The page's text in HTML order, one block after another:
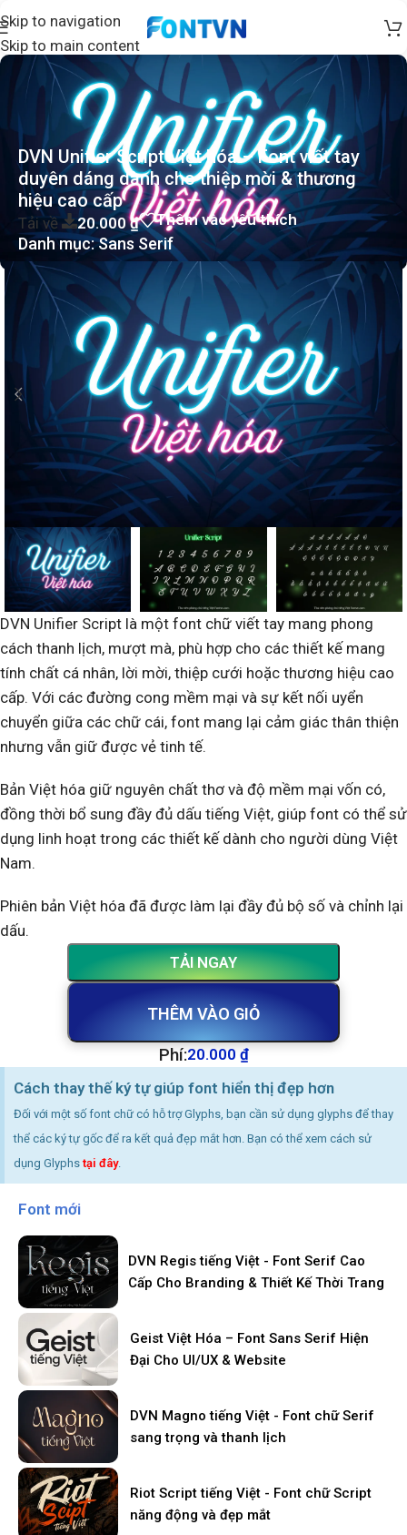
Skip to navigation
Skip to main content
DVN Unifier Script Việt hóa – Font viết tay
duyên dáng dành cho thiệp mời & thương
hiệu cao cấp
Tải về 20.000₫ Thêm vào yêu thích
Danh mục:Sans Serif
DVN Unifier Script là một font chữ viết tay mang phong
cách thanh lịch, mượt mà, phù hợp cho các thiết kế mang
tính chất cá nhân, lời mời, thiệp cưới hoặc thương hiệu cao
cấp. Với các đường cong mềm mại và sự kết nối uyển
chuyển giữa các chữ cái, font mang lại cảm giác thân thiện
nhưng vẫn giữ được vẻ tinh tế.
Bản Việt hóa giữ nguyên chất thơ và độ mềm mại vốn có,
đồng thời bổ sung đầy đủ dấu tiếng Việt, giúp font có thể sử
dụng linh hoạt trong các thiết kế dành cho người dùng Việt
Nam.
Phiên bản Việt hóa đã được làm lại đầy đủ bộ số và chỉnh lại
dấu.
THÊM VÀO GIỎ
TẢI NGAY
Phí:20.000 ₫
Cách thay thế ký tự giúp font hiển thị đẹp hơn
Đối với một số font chữ có hỗ trợ Glyphs, bạn cần sử dụng glyphs để thay
thể các ký tự gốc để ra kết quả đẹp mắt hơn. Bạn có thể xem cách sử
dụng Glyphs tại đây.
Font mới
DVN Regis tiếng Việt - Font Serif Cao
Cấp Cho Branding & Thiết Kế Thời Trang
Geist Việt Hóa – Font Sans Serif Hiện
Đại Cho UI/UX & Website
DVN Magno tiếng Việt - Font chữ Serif
sang trọng và thanh lịch
Riot Script tiếng Việt - Font chữ Script
năng động và đẹp mắt